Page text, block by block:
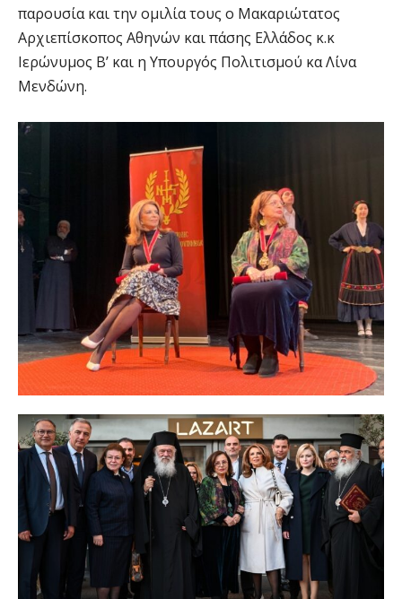
παρουσία και την ομιλία τους ο Μακαριώτατος
Αρχιεπίσκοπος Αθηνών και πάσης Ελλάδος κ.κ
Ιερώνυμος Β’ και η Υπουργός Πολιτισμού κα Λίνα
Μενδώνη.